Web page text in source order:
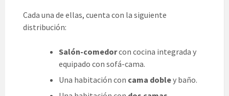
Cada una de ellas, cuenta con la siguiente
distribución:
Salón-comedorcon cocina integrada y
equipado con sofá-cama.
Una habitación con cama dobley baño.